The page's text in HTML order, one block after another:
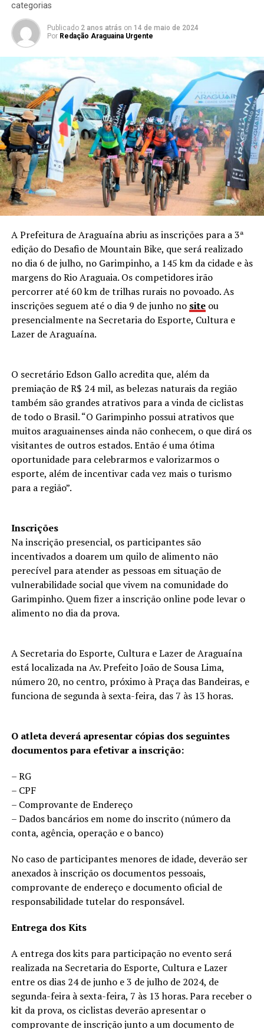
categorias
Publicado 2 anos atrás on 14 de maio de 2024
Por Redação Araguaina Urgente
A Prefeitura de Araguaína abriu as inscrições para a 3ª
edição do Desafio de Mountain Bike, que será realizado
no dia 6 de julho, no Garimpinho, a 145 km da cidade e às
margens do Rio Araguaia. Os competidores irão
percorrer até 60 km de trilhas rurais no povoado. As
inscrições seguem até o dia 9 de junho no site ou
presencialmente na Secretaria do Esporte, Cultura e
Lazer de Araguaína.
O secretário Edson Gallo acredita que, além da
premiação de R$ 24 mil, as belezas naturais da região
também são grandes atrativos para a vinda de ciclistas
de todo o Brasil. “O Garimpinho possui atrativos que
muitos araguainenses ainda não conhecem, o que dirá os
visitantes de outros estados. Então é uma ótima
oportunidade para celebrarmos e valorizarmos o
esporte, além de incentivar cada vez mais o turismo
para a região”.
Inscrições
Na inscrição presencial, os participantes são
incentivados a doarem um quilo de alimento não
perecível para atender as pessoas em situação de
vulnerabilidade social que vivem na comunidade do
Garimpinho. Quem fizer a inscrição online pode levar o
alimento no dia da prova.
A Secretaria do Esporte, Cultura e Lazer de Araguaína
está localizada na Av. Prefeito João de Sousa Lima,
número 20, no centro, próximo à Praça das Bandeiras, e
funciona de segunda à sexta-feira, das 7 às 13 horas.
O atleta deverá apresentar cópias dos seguintes
documentos para efetivar a inscrição:
– RG
– CPF
– Comprovante de Endereço
– Dados bancários em nome do inscrito (número da
conta, agência, operação e o banco)
No caso de participantes menores de idade, deverão ser
anexados à inscrição os documentos pessoais,
comprovante de endereço e documento oficial de
responsabilidade tutelar do responsável.
Entrega dos Kits
A entrega dos kits para participação no evento será
realizada na Secretaria do Esporte, Cultura e Lazer
entre os dias 24 de junho e 3 de julho de 2024, de
segunda-feira à sexta-feira, 7 às 13 horas. Para receber o
kit da prova, os ciclistas deverão apresentar o
comprovante de inscrição junto a um documento de